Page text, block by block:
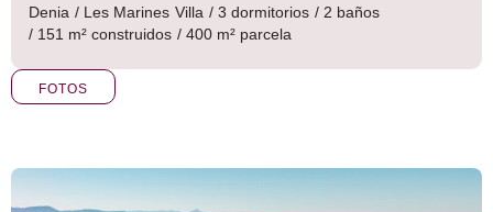
Denia / Les Marines Villa / 3 dormitorios / 2 baños
/ 151 m² construidos / 400 m² parcela
FOTOS